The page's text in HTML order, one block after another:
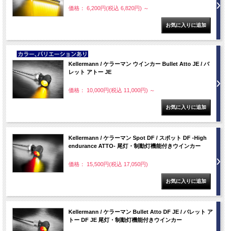
価格： 6,200円(税込 6,820円) ～
NEW
Kellermann / ケラーマン ウインカー Bullet Atto JE / バ
レット アトー JE
価格： 10,000円(税込 11,000円) ～
Kellermann / ケラーマン Spot DF / スポット DF -High
endurance ATTO- 尾灯・制動灯機能付きウインカー
価格： 15,500円(税込 17,050円)
Kellermann / ケラーマン Bullet Atto DF JE / バレット ア
トー DF JE 尾灯・制動灯機能付きウインカー